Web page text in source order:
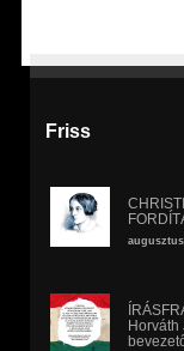
Friss
Horváth